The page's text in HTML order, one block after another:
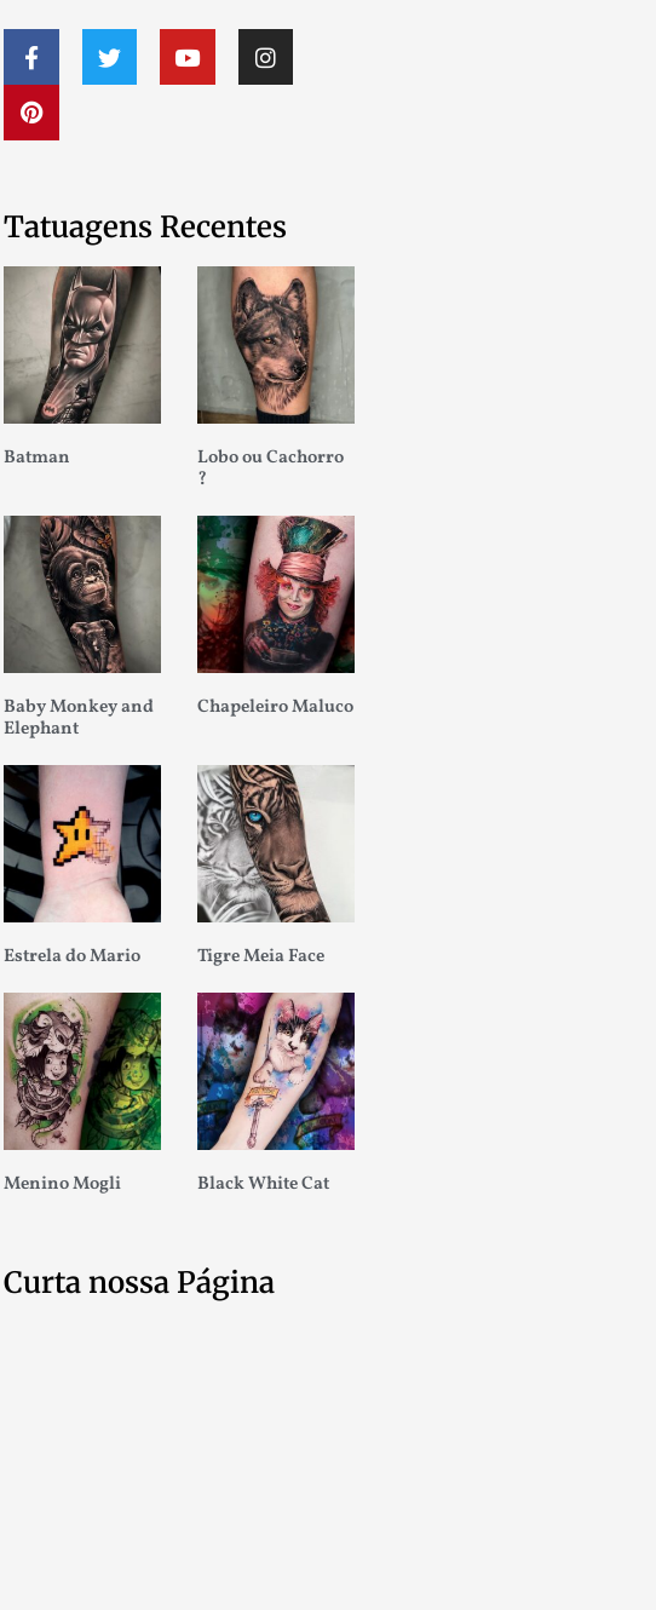
Tatuagens Recentes
Batman
Lobo ou Cachorro
?
Baby Monkey and
Elephant
Chapeleiro Maluco
Estrela do Mario Tigre Meia Face
Menino Mogli Black White Cat
Curta nossa Página